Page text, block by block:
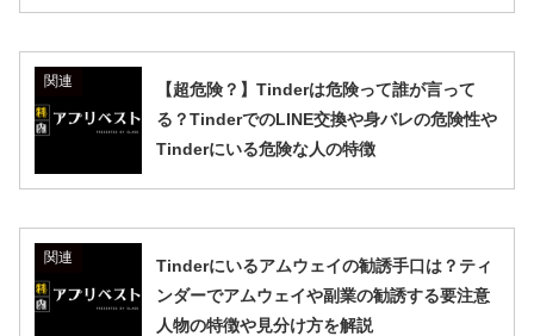
関連
【超危険？】Tinderは危険って誰が言って
る？TinderでのLINE交換や身バレの危険性や
Tinderにいる危険な人の特徴
関連
Tinderにいるアムウェイの勧誘手口は？ティ
ンダーでアムウェイや副業の勧誘する要注意
人物の特徴や見分け方を解説